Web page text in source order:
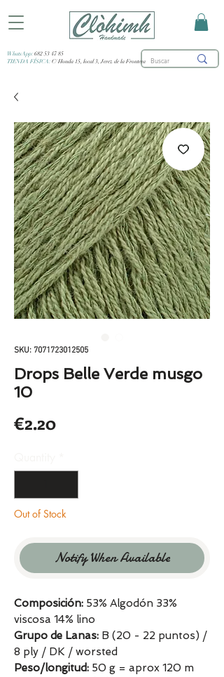
WhatsApp: 682 53 47 85
TIENDA FÍSICA: C/ Honda 15, local 3, Jerez de la Frontera
SKU: 7071723012505
Drops Belle Verde musgo
10
€2.20Price
Out of Stock
Notify When Available
Composición: 53% Algodón 33%
viscosa 14% lino
Grupo de Lanas: B (20 - 22 puntos) /
8 ply / DK / worsted
Peso/longitud: 50 g = aprox 120 m